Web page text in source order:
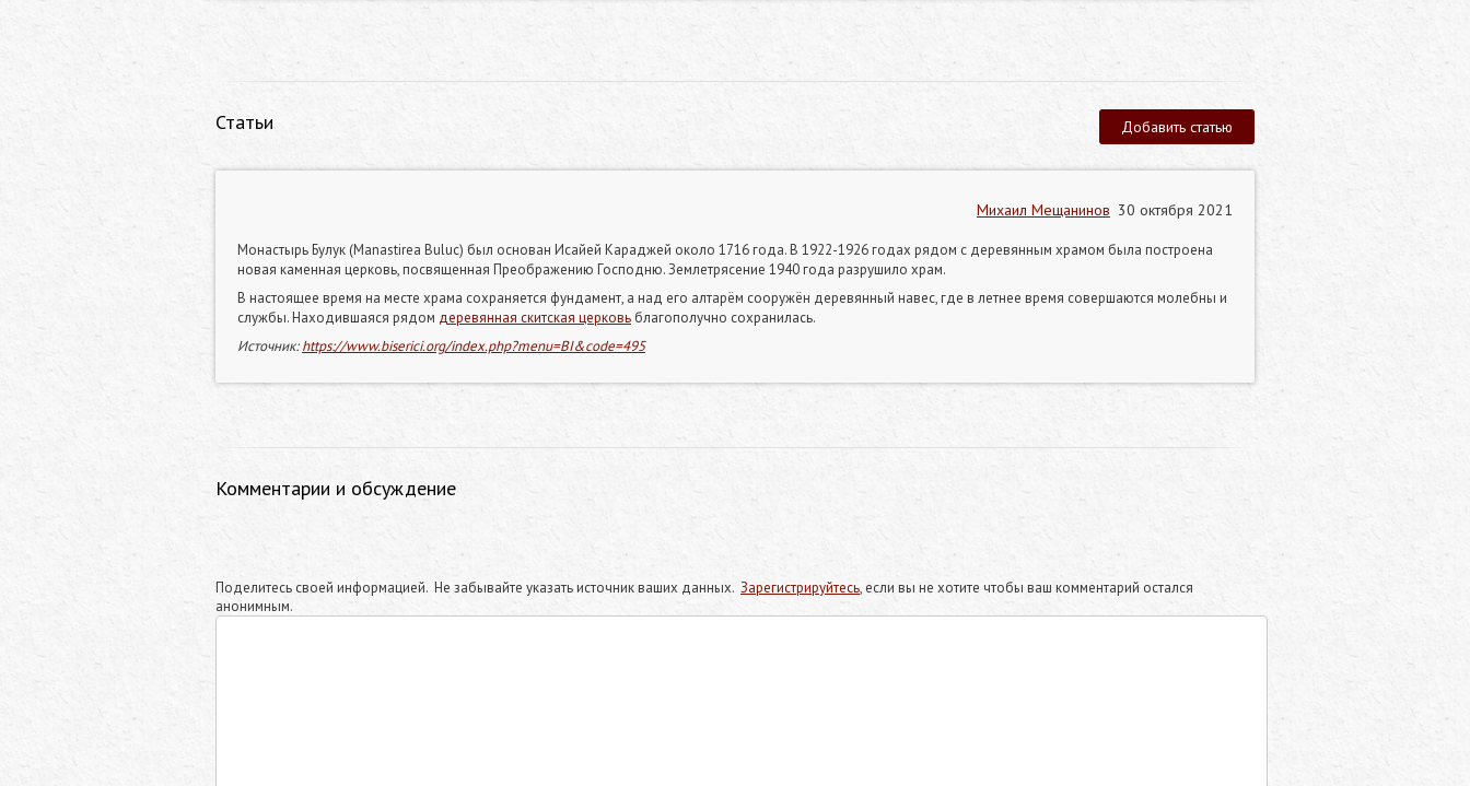
Добавить статью
Статьи
Михаил Мещанинов 30 октября 2021
Монастырь Булук (Manastirea Buluc) был основан Исайей Караджей около 1716 года. В 1922-1926 годах рядом с деревянным храмом была построена
новая каменная церковь, посвященная Преображению Господню. Землетрясение 1940 года разрушило храм.
В настоящее время на месте храма сохраняется фундамент, а над его алтарём сооружён деревянный навес, где в летнее время совершаются молебны и
службы. Находившаяся рядом деревянная скитская церковьблагополучно сохранилась.
Источник:https://www.biserici.org/index.php?menu=BI&code=495
Комментарии и обсуждение
Поделитесь своей информацией. Не забывайте указать источник ваших данных. Зарегистрируйтесь, если вы не хотите чтобы ваш комментарий остался
анонимным.